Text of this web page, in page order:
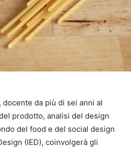
da più di sei anni al
prodotto, analisi del design
del food e del social design
(IED), coinvolgerà gli